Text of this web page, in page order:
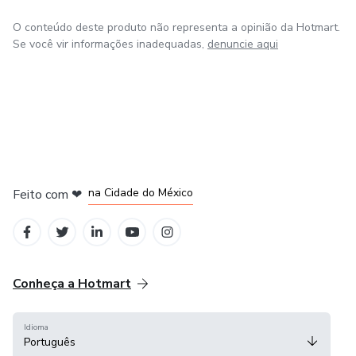
O conteúdo deste produto não representa a opinião da Hotmart.
Se você vir informações inadequadas, denuncie aqui
Feito com ❤ na Cidade do México
Conheça a Hotmart
Idioma
Português